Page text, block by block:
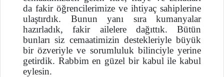
da fakir öğrencilerimize ve ihtiyaç sahiplerine
ulaştırdık. Bunun yanı sıra kumanyalar
hazırladık, fakir ailelere dağıttık. Bütün
bunları siz cemaatimizin destekleriyle büyük
bir özveriyle ve sorumluluk bilinciyle yerine
getirdik. Rabbim en güzel bir kabul ile kabul
eylesin.